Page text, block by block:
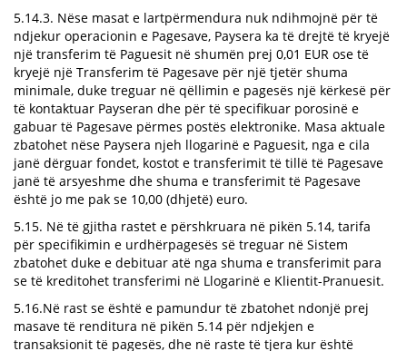
5.14.3. Nëse masat e lartpërmendura nuk ndihmojnë për të
ndjekur operacionin e Pagesave, Paysera ka të drejtë të kryejë
një transferim të Paguesit në shumën prej 0,01 EUR ose të
kryejë një Transferim të Pagesave për një tjetër shuma
minimale, duke treguar në qëllimin e pagesës një kërkesë për
të kontaktuar Payseran dhe për të specifikuar porosinë e
gabuar të Pagesave përmes postës elektronike. Masa aktuale
zbatohet nëse Paysera njeh llogarinë e Paguesit, nga e cila
janë dërguar fondet, kostot e transferimit të tillë të Pagesave
janë të arsyeshme dhe shuma e transferimit të Pagesave
është jo me pak se 10,00 (dhjetë) euro.
5.15. Në të gjitha rastet e përshkruara në pikën 5.14, tarifa
për specifikimin e urdhërpagesës së treguar në Sistem
zbatohet duke e debituar atë nga shuma e transferimit para
se të kreditohet transferimi në Llogarinë e Klientit-Pranuesit.
5.16.Në rast se është e pamundur të zbatohet ndonjë prej
masave të renditura në pikën 5.14 për ndjekjen e
transaksionit të pagesës, dhe në raste të tjera kur është